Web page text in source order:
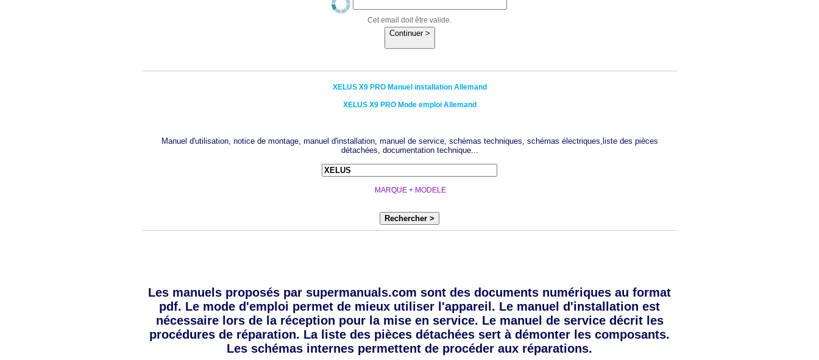
Cet email doit être valide.
Continuer >
XELUS X9 PROManuel installation Allemand
XELUS X9 PROMode emploi Allemand
Manuel d'utilisation, notice de montage, manuel d'installation, manuel de service, schémas techniques, schémas électriques,liste des pièces
détachées, documentation technique...
MARQUE + MODELE
Rechercher >
Les manuels proposés par supermanuals.com sont des documents numériques au format
pdf. Le mode d'emploi permet de mieux utiliser l'appareil. Le manuel d'installation est
nécessaire lors de la réception pour la mise en service. Le manuel de service décrit les
procédures de réparation. La liste des pièces détachées sert à démonter les composants.
Les schémas internes permettent de procéder aux réparations.